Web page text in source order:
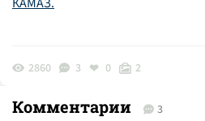
2860 3 0 2
Комментарии 3